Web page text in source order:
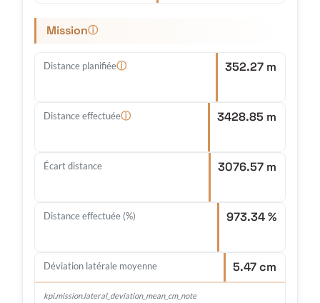
Missionⓘ
Distance planifiéeⓘ 352.27 m
Distance effectuéeⓘ 3428.85 m
Écart distance 3076.57 m
Distance effectuée (%) 973.34 %
Déviation latérale moyenne 5.47 cm
kpi.mission.lateral_deviation_mean_cm_note